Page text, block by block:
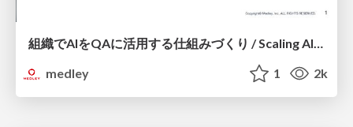
組織でAIをQAに活用する仕組みづくり / Scaling AI-Powered QA Across Your Organization
medley
1 2k